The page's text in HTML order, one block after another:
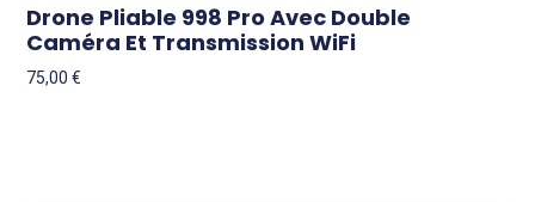
Drone Pliable 998 Pro Avec Double
Caméra Et Transmission WiFi
75,00€